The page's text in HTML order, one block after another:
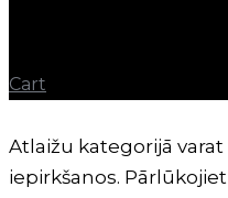
Cart
Atlaižu kategorijā
iepirkšanos.